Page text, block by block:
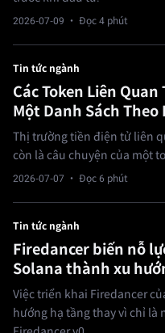
2026-07-09 · Đọc 4 phút
Tin tức ngành
Các Token Liên
Một Danh Sách Theo
Thị trường tiền điện tử liên
còn là câu chuyện của một
2026-07-07 · Đọc 6 phút
Tin tức ngành
Firedancer biến nỗ
Solana thành xu
Việc triển khai Firedancer
hướng hạ tầng thay vì chỉ là